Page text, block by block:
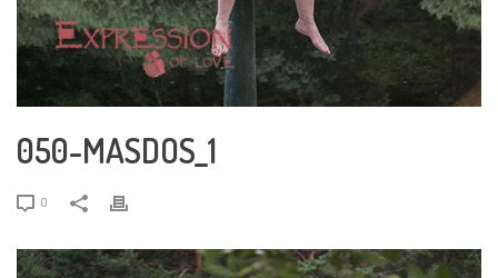
050-MASDOS_1
0